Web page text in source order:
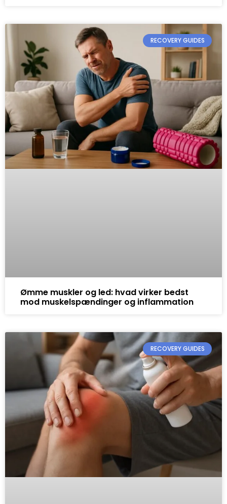
RECOVERY GUIDES
Ømme muskler og led: hvad virker bedst
mod muskelspændinger og inflammation
RECOVERY GUIDES